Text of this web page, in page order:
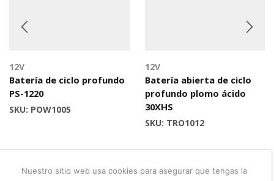
12V
Batería de ciclo profundo
PS-1220
SKU: POW1005
12V
Batería abierta de ciclo
profundo plomo ácido
30XHS
SKU: TRO1012
Nuestro sitio web usa cookies para asegurar que tengas la